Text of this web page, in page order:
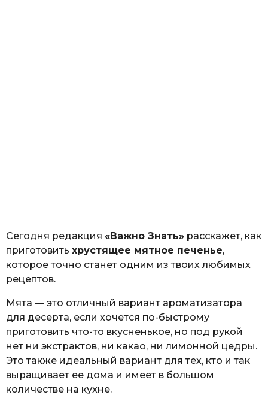
Сегодня редакция «Важно Знать» расскажет, как
приготовить хрустящее мятное печенье,
которое точно станет одним из твоих любимых
рецептов.
Мята — это отличный вариант ароматизатора
для десерта, если хочется по-быстрому
приготовить что-то вкусненькое, но под рукой
нет ни экстрактов, ни какао, ни лимонной цедры.
Это также идеальный вариант для тех, кто и так
выращивает ее дома и имеет в большом
количестве на кухне.